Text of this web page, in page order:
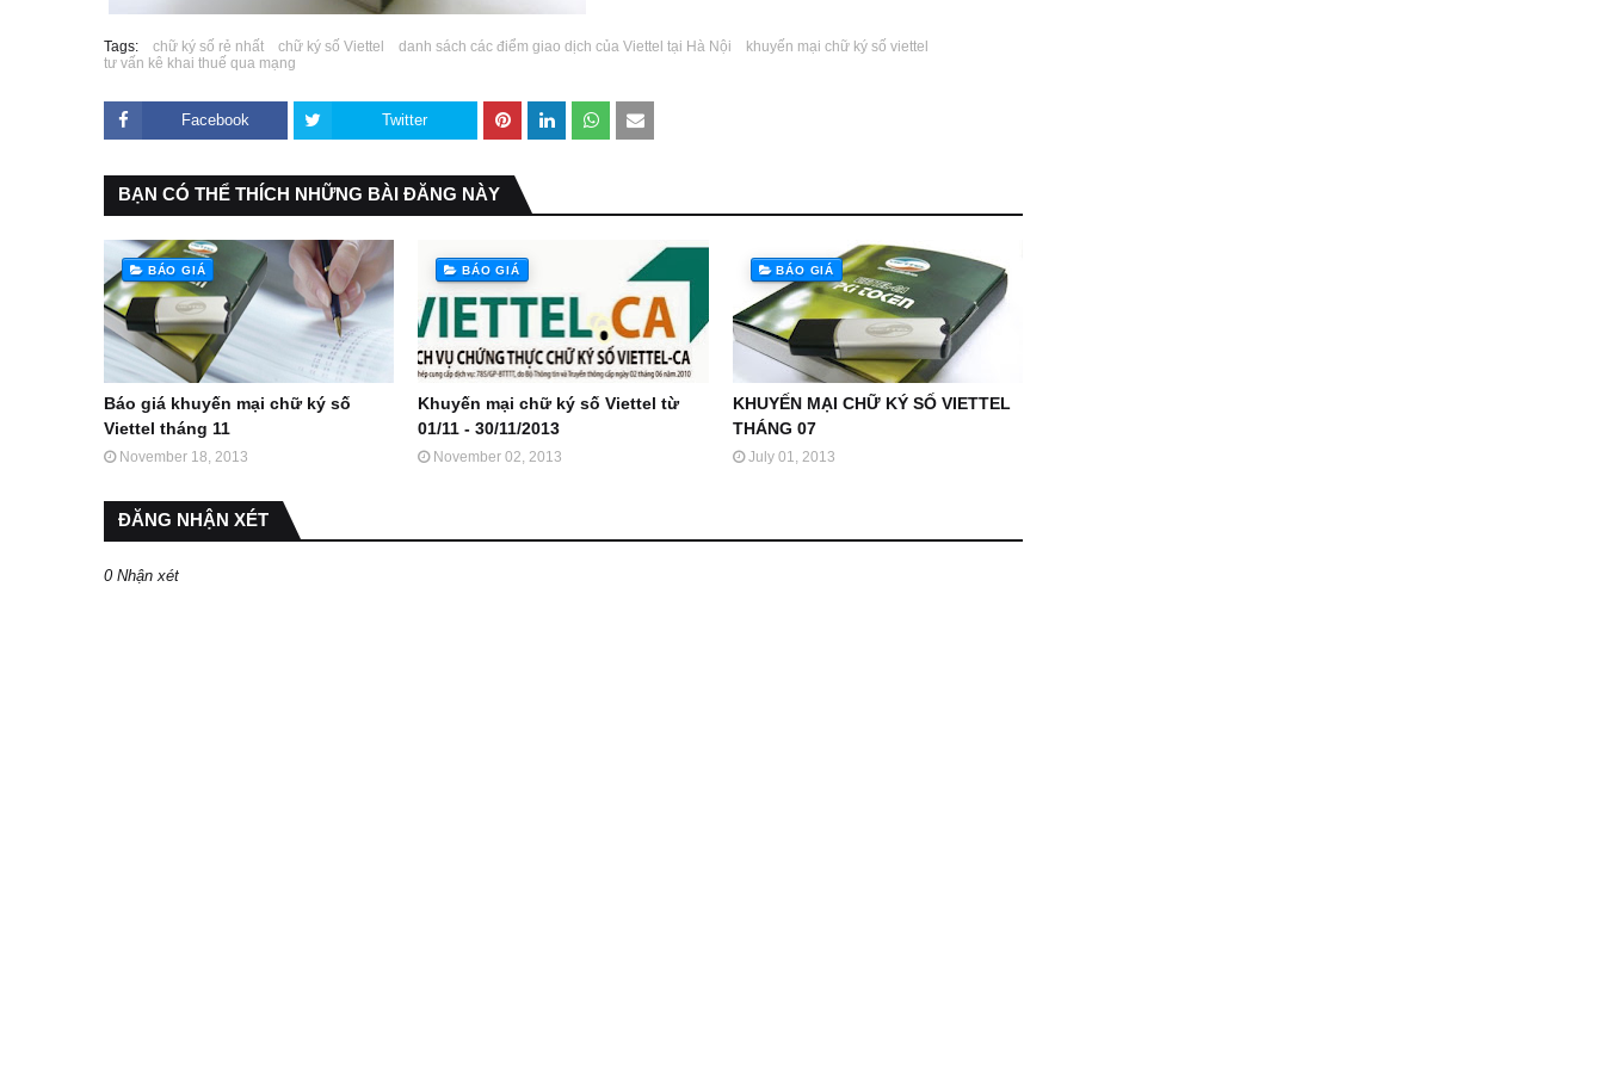
Tags: chữ ký số rẻ nhất chữ ký số Viettel danh sách các điểm giao dịch của Viettel tại Hà Nội
khuyến mại chữ ký số viettel
tư vấn kê khai thuế qua mạng
Facebook Twitter
BẠN CÓ THỂ THÍCH NHỮNG BÀI ĐĂNG NÀY
BÁO GIÁ
Báo giá khuyến mại chữ ký số
Viettel tháng 11
November 18, 2013
BÁO GIÁ
Khuyến mại chữ ký số Viettel từ
01/11 - 30/11/2013
November 02, 2013
BÁO GIÁ
KHUYẾN MẠI CHỮ KÝ SỐ VIETTEL
THÁNG 07
July 01, 2013
ĐĂNG NHẬN XÉT
0 Nhận xét